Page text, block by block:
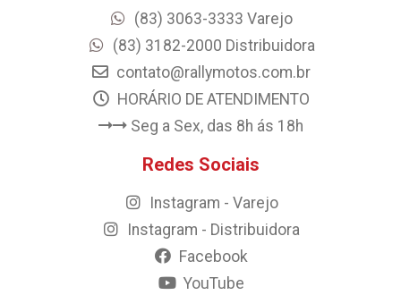
(83) 3063-3333 Varejo
(83) 3182-2000 Distribuidora
contato@rallymotos.com.br
HORÁRIO DE ATENDIMENTO
Seg a Sex, das 8h ás 18h
Redes Sociais
Instagram - Varejo
Instagram - Distribuidora
Facebook
YouTube